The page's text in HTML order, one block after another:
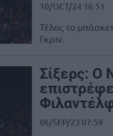
10/OCT/24 16:51
Τέλος το
Γκριν.
Σίξερς: Ο
06/SEP/23 07:59